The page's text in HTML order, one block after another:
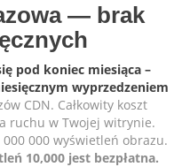
— brak
pod koniec miesiąca –
wyprzedzeniem
CDN. Całkowity koszt
ruchu w Twojej witrynie.
000 wyświetleń obrazu.
10,000 jest bezpłatna.